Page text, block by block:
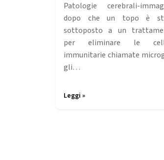
Patologie cerebrali-
dopo che un topo è
sottoposto a un
per eliminare le
immunitarie chiamate
gli…
Leggi »